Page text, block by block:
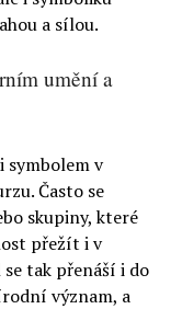
a sílou.
umění a
symbolem v
Často se
skupiny, které
přežít i v
tak přenáší i do
význam, a